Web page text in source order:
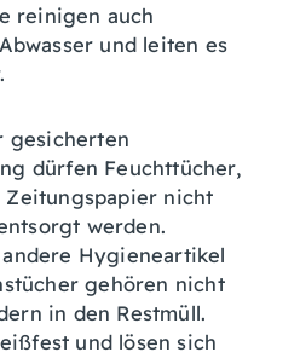
reinigen auch
und leiten es
gesicherten
dürfen Feuchttücher,
Zeitungspapier nicht
werden.
Hygieneartikel
gehören nicht
in den Restmüll.
und lösen sich